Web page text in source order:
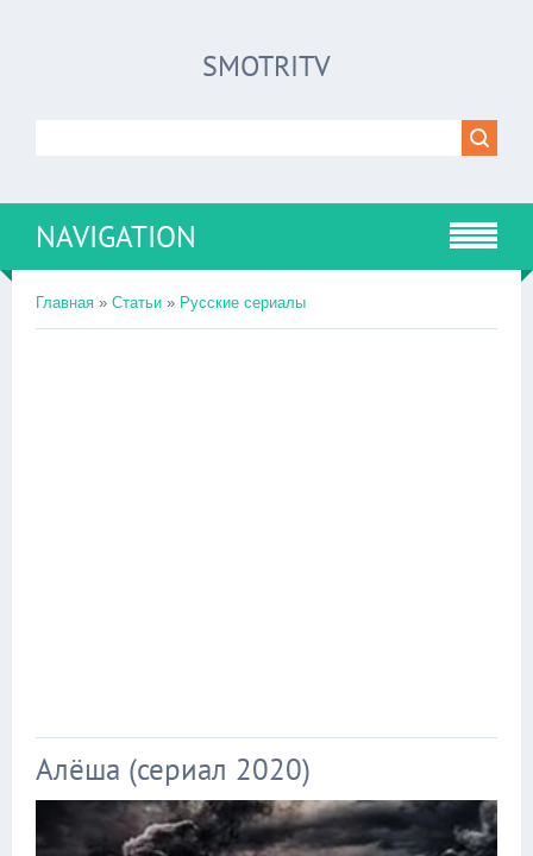
SMOTRITV
NAVIGATION
Главная » Статьи » Русские сериалы
Алёша (сериал 2020)